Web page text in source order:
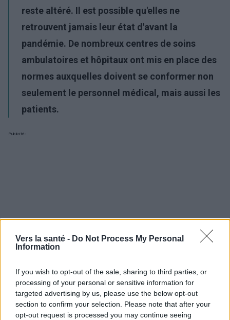
Vers la santé - Do Not Process My Personal
Information
If you wish to opt-out of the sale, sharing to third parties, or
processing of your personal or sensitive information for
targeted advertising by us, please use the below opt-out
section to confirm your selection. Please note that after your
opt-out request is processed you may continue seeing
reste altéré. Il est possible qu'elles ne
retrouvent jamais leur état d'avant la
pandémie. De nombreux centres de soins
ambulatoires et hôpitaux ont mis en place des
normes auxquelles doivent se conformer non
seulement le personnel médical, mais aussi les
patients.
Publicité: